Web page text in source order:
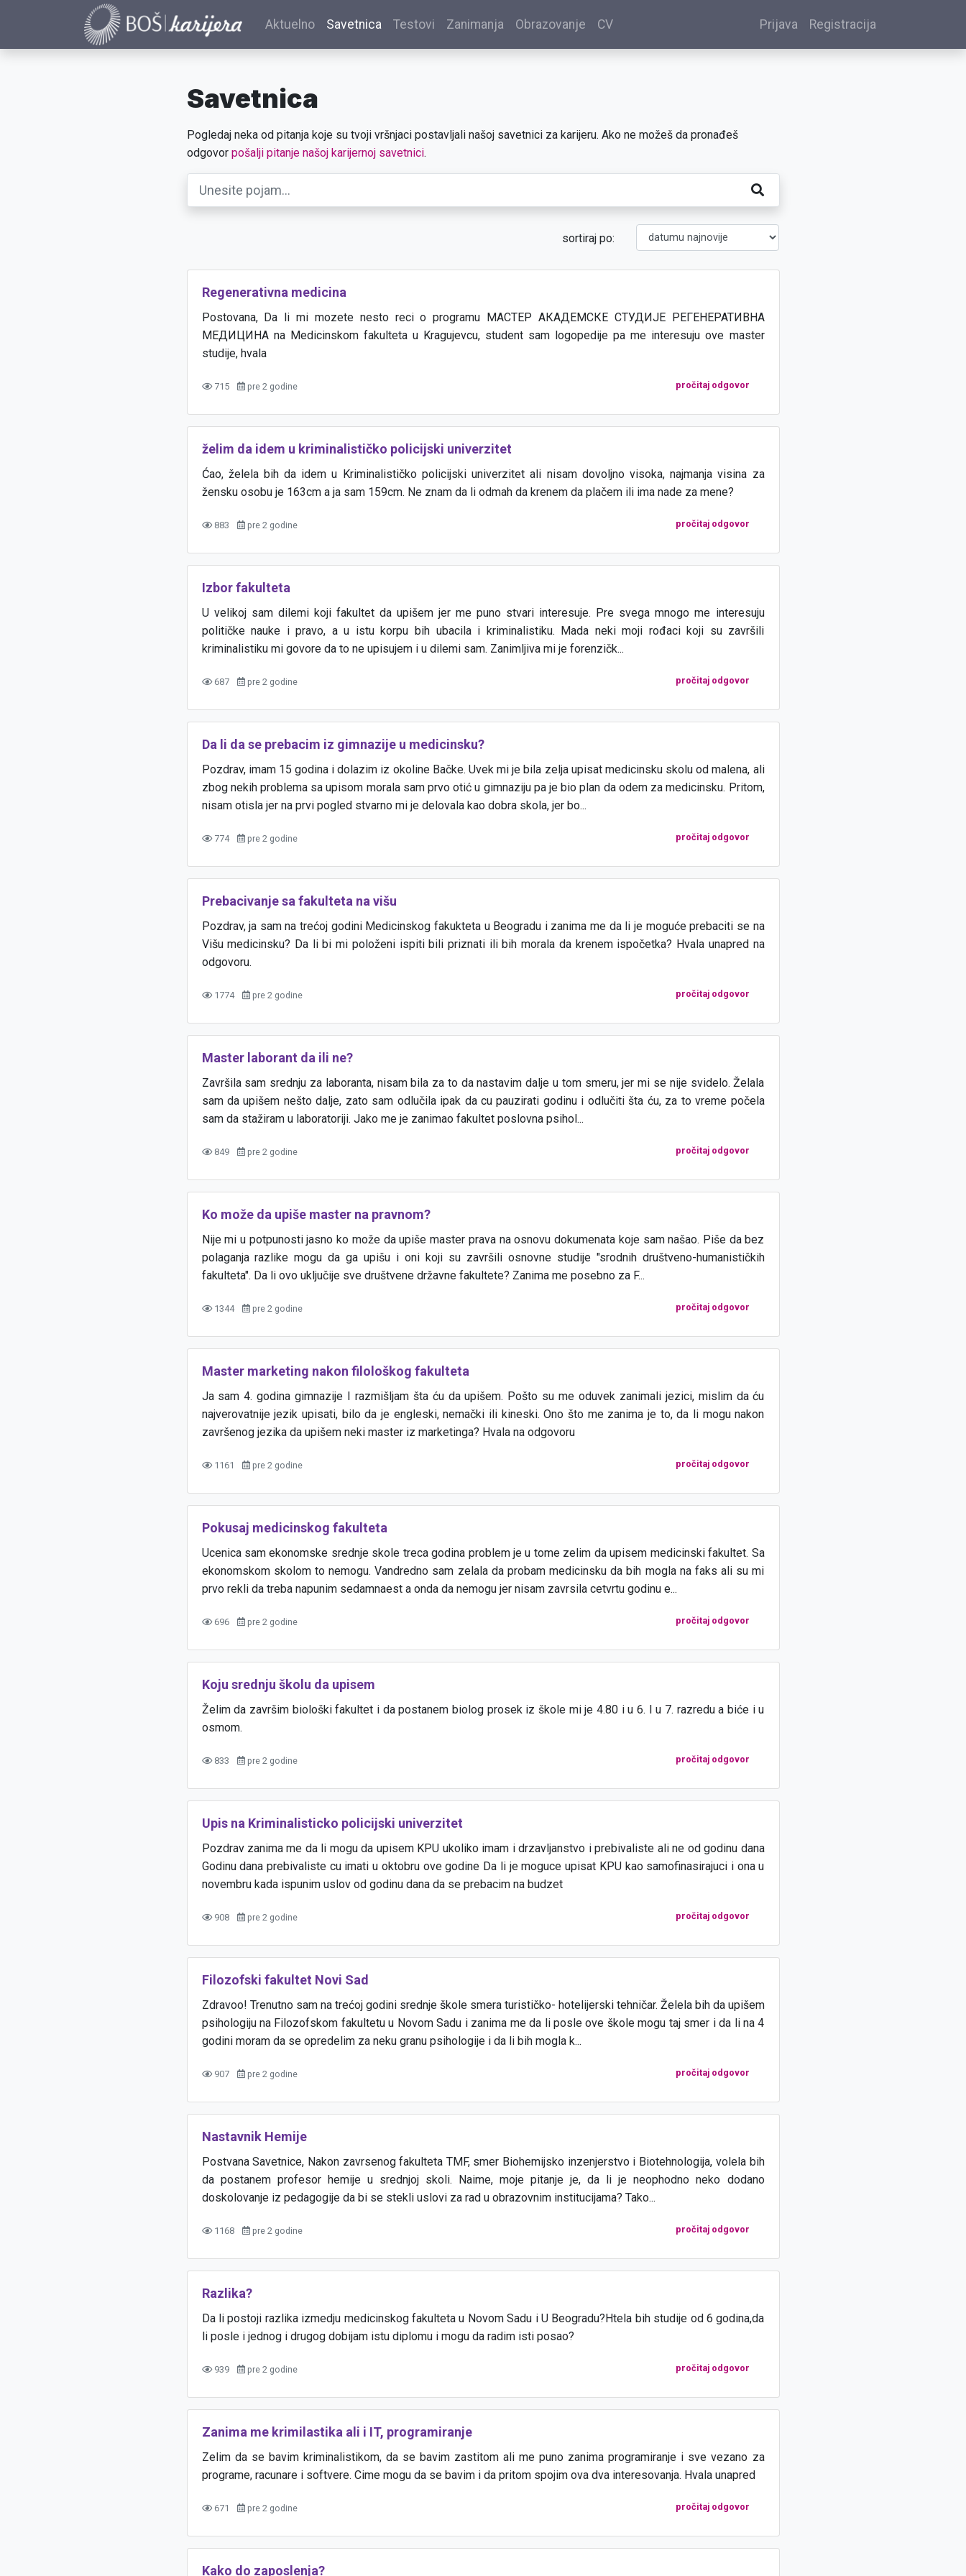
Aktuelno Savetnica Testovi Zanimanja Obrazovanje CV Prijava Registracija
Savetnica
Pogledaj neka od pitanja koje su tvoji vršnjaci postavljali našoj savetnici za karijeru. Ako ne možeš da pronađeš
odgovor pošalji pitanje našoj karijernoj savetnici.
sortiraj po:
Regenerativna medicina
Postovana, Da li mi mozete nesto reci o programu МАСТЕР АКАДЕМСКЕ СТУДИЈЕ РЕГЕНЕРАТИВНА
МЕДИЦИНА na Medicinskom fakulteta u Kragujevcu, student sam logopedije pa me interesuju ove master
studije, hvala
715 pre 2 godine pročitaj odgovor
želim da idem u kriminalističko policijski univerzitet
Ćao, želela bih da idem u Kriminalističko policijski univerzitet ali nisam dovoljno visoka, najmanja visina za
žensku osobu je 163cm a ja sam 159cm. Ne znam da li odmah da krenem da plačem ili ima nade za mene?
883 pre 2 godine pročitaj odgovor
Izbor fakulteta
U velikoj sam dilemi koji fakultet da upišem jer me puno stvari interesuje. Pre svega mnogo me interesuju
političke nauke i pravo, a u istu korpu bih ubacila i kriminalistiku. Mada neki moji rođaci koji su završili
kriminalistiku mi govore da to ne upisujem i u dilemi sam. Zanimljiva mi je forenzičk...
687 pre 2 godine pročitaj odgovor
Da li da se prebacim iz gimnazije u medicinsku?
Pozdrav, imam 15 godina i dolazim iz okoline Bačke. Uvek mi je bila zelja upisat medicinsku skolu od malena, ali
zbog nekih problema sa upisom morala sam prvo otić u gimnaziju pa je bio plan da odem za medicinsku. Pritom,
nisam otisla jer na prvi pogled stvarno mi je delovala kao dobra skola, jer bo...
774 pre 2 godine pročitaj odgovor
Prebacivanje sa fakulteta na višu
Pozdrav, ja sam na trećoj godini Medicinskog fakukteta u Beogradu i zanima me da li je moguće prebaciti se na
Višu medicinsku? Da li bi mi položeni ispiti bili priznati ili bih morala da krenem ispočetka? Hvala unapred na
odgovoru.
1774 pre 2 godine pročitaj odgovor
Master laborant da ili ne?
Završila sam srednju za laboranta, nisam bila za to da nastavim dalje u tom smeru, jer mi se nije svidelo. Želala
sam da upišem nešto dalje, zato sam odlučila ipak da cu pauzirati godinu i odlučiti šta ću, za to vreme počela
sam da stažiram u laboratoriji. Jako me je zanimao fakultet poslovna psihol...
849 pre 2 godine pročitaj odgovor
Ko može da upiše master na pravnom?
Nije mi u potpunosti jasno ko može da upiše master prava na osnovu dokumenata koje sam našao. Piše da bez
polaganja razlike mogu da ga upišu i oni koji su završili osnovne studije "srodnih društveno-humanističkih
fakulteta". Da li ovo uključije sve društvene državne fakultete? Zanima me posebno za F...
1344 pre 2 godine pročitaj odgovor
Master marketing nakon filološkog fakulteta
Ja sam 4. godina gimnazije I razmišljam šta ću da upišem. Pošto su me oduvek zanimali jezici, mislim da ću
najverovatnije jezik upisati, bilo da je engleski, nemački ili kineski. Ono što me zanima je to, da li mogu nakon
završenog jezika da upišem neki master iz marketinga? Hvala na odgovoru
1161 pre 2 godine pročitaj odgovor
Pokusaj medicinskog fakulteta
Ucenica sam ekonomske srednje skole treca godina problem je u tome zelim da upisem medicinski fakultet. Sa
ekonomskom skolom to nemogu. Vandredno sam zelala da probam medicinsku da bih mogla na faks ali su mi
prvo rekli da treba napunim sedamnaest a onda da nemogu jer nisam zavrsila cetvrtu godinu e...
696 pre 2 godine pročitaj odgovor
Koju srednju školu da upisem
Želim da završim biološki fakultet i da postanem biolog prosek iz škole mi je 4.80 i u 6. I u 7. razredu a biće i u
osmom.
833 pre 2 godine pročitaj odgovor
Upis na Kriminalisticko policijski univerzitet
Pozdrav zanima me da li mogu da upisem KPU ukoliko imam i drzavljanstvo i prebivaliste ali ne od godinu dana
Godinu dana prebivaliste cu imati u oktobru ove godine Da li je moguce upisat KPU kao samofinasirajuci i ona u
novembru kada ispunim uslov od godinu dana da se prebacim na budzet
908 pre 2 godine pročitaj odgovor
Filozofski fakultet Novi Sad
Zdravoo! Trenutno sam na trećoj godini srednje škole smera turističko- hotelijerski tehničar. Želela bih da upišem
psihologiju na Filozofskom fakultetu u Novom Sadu i zanima me da li posle ove škole mogu taj smer i da li na 4
godini moram da se opredelim za neku granu psihologije i da li bih mogla k...
907 pre 2 godine pročitaj odgovor
Nastavnik Hemije
Postvana Savetnice, Nakon zavrsenog fakulteta TMF, smer Biohemijsko inzenjerstvo i Biotehnologija, volela bih
da postanem profesor hemije u srednjoj skoli. Naime, moje pitanje je, da li je neophodno neko dodano
doskolovanje iz pedagogije da bi se stekli uslovi za rad u obrazovnim institucijama? Tako...
1168 pre 2 godine pročitaj odgovor
Razlika?
Da li postoji razlika izmedju medicinskog fakulteta u Novom Sadu i U Beogradu?Htela bih studije od 6 godina,da
li posle i jednog i drugog dobijam istu diplomu i mogu da radim isti posao?
939 pre 2 godine pročitaj odgovor
Zanima me krimilastika ali i IT, programiranje
Zelim da se bavim kriminalistikom, da se bavim zastitom ali me puno zanima programiranje i sve vezano za
programe, racunare i softvere. Cime mogu da se bavim i da pritom spojim ova dva interesovanja. Hvala unapred
671 pre 2 godine pročitaj odgovor
Kako do zaposlenja?